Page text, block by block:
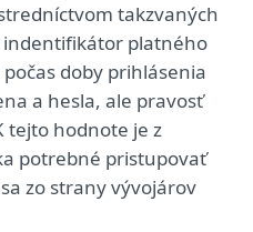
takzvaných
indentifikátor platného
doby prihlásenia
a hesla, ale pravosť
tejto hodnote je z
potrebné pristupovať
zo strany vývojárov